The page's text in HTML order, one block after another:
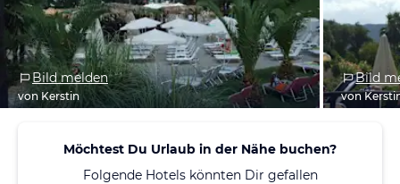
Bild melden
von Kerstin
Bild
von
Möchtest Du Urlaub in der Nähe buchen?
Folgende Hotels könnten Dir gefallen